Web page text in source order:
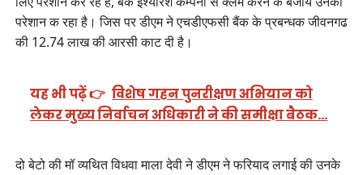
परेशान क रहा है। जिस पर डीएम ने एचडीएफसी बैंक के प्रबन्धक जीवनगढ
की 12.74 लाख की आरसी काट दी है।
यह भी पढ़ें 👉 विशेष गहन पुनरीक्षण अभियान को
लेकर मुख्य निर्वाचन अधिकारी ने की समीक्षा बैठक…
दो बेटो की मॉ व्यथित विधवा माला देवी ने डीएम ने फरियाद लगाई की उनके